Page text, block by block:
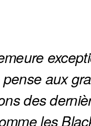
aux
des
les